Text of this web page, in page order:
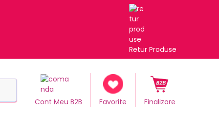
Retur Produse
Cont Meu B2B Favorite Finalizare